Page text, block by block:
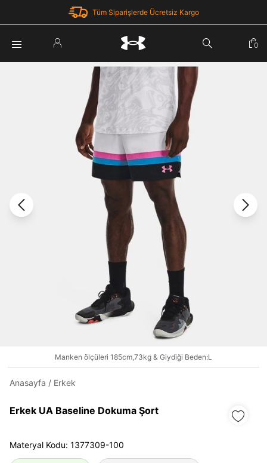
Tüm Siparişlerde Ücretsiz Kargo
Giriş Yap
Under Armour'da yeni misiniz? Kayıt Ol
Üye Olmadan Devam Et
0
Manken ölçüleri 185cm,73kg & Giydiği Beden:L
Anasayfa / Erkek
Erkek UA Baseline Dokuma Şort
Materyal Kodu: 1377309-100
Parola Yenileme
Parolayı Yenile
Giriş Sayfasına Dön
Zaten hesabın var mı? Giriş yap
Kolay iade ve değişim.